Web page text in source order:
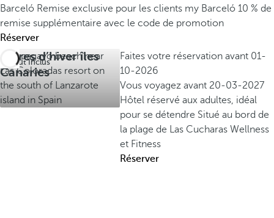
Barceló Remise exclusive pour les clients my Barceló 10 % de
remise supplémentaire avec le code de promotion
Réserver
Offres d’hiver îles
Canaries
Tout Inclus
Faites votre réservation avant 01-
10-2026
Vous voyagez avant 20-03-2027
Hôtel réservé aux adultes, idéal
pour se détendre Situé au bord de
la plage de Las Cucharas Wellness
et Fitness
Réserver